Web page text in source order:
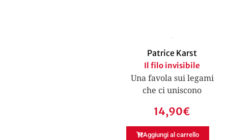
Patrice Karst
Il filo invisibile
Una favola sui legami
che ci uniscono
14,90€
Aggiungi al carrello